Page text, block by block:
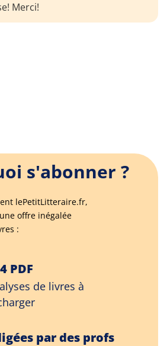
Merci!
s'abonner ?
lePetitLitteraire.fr,
offre inégalée
:
PDF
de livres à
par des profs